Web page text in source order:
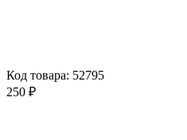
Код товара: 52795
250 ₽